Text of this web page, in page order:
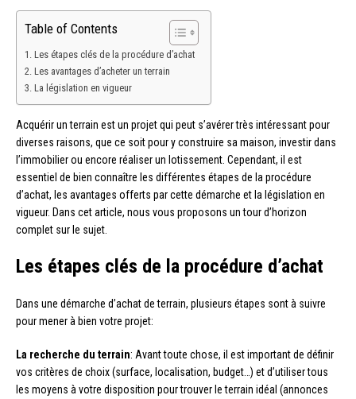
Table of Contents
Les étapes clés de la procédure d’achat
Les avantages d’acheter un terrain
La législation en vigueur
Acquérir un terrain est un projet qui peut s’avérer très intéressant pour
diverses raisons, que ce soit pour y construire sa maison, investir dans
l’immobilier ou encore réaliser un lotissement. Cependant, il est
essentiel de bien connaître les différentes étapes de la procédure
d’achat, les avantages offerts par cette démarche et la législation en
vigueur. Dans cet article, nous vous proposons un tour d’horizon
complet sur le sujet.
Les étapes clés de la procédure d’achat
Dans une démarche d’achat de terrain, plusieurs étapes sont à suivre
pour mener à bien votre projet:
La recherche du terrain: Avant toute chose, il est important de définir
vos critères de choix (surface, localisation, budget…) et d’utiliser tous
les moyens à votre disposition pour trouver le terrain idéal (annonces